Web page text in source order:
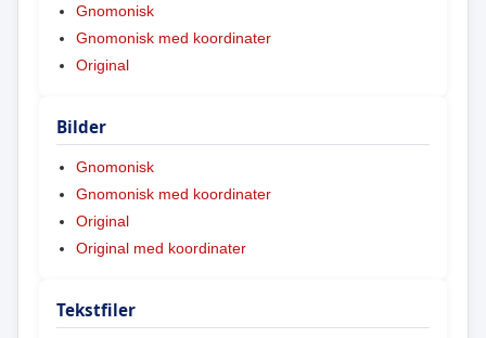
Gnomonisk
Gnomonisk med koordinater
Original
Bilder
Gnomonisk
Gnomonisk med koordinater
Original
Original med koordinater
Tekstfiler